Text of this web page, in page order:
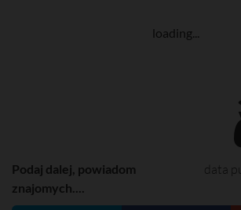
loading...
data
Podaj dalej, powiadom
znajomych....